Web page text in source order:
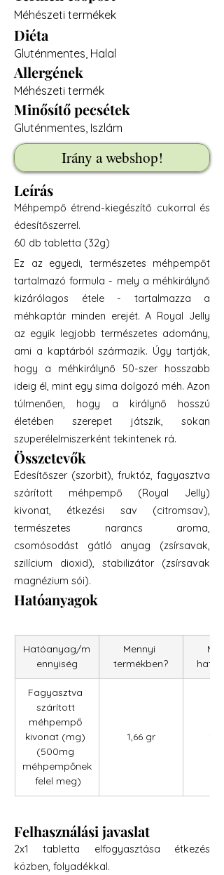
Méhészeti termékek
Diéta
Gluténmentes, Halal
Allergének
Méhészeti termék
Minősítő pecsétek
Gluténmentes, Iszlám
Irány a webshop!
Leírás
Méhpempő étrend-kiegészítő cukorral és
édesítőszerrel.
60 db tabletta (32g)
Ez az egyedi, természetes méhpempőt
tartalmazó formula - mely a méhkirálynő
kizárólagos étele - tartalmazza a
méhkaptár minden erejét. A Royal Jelly
az egyik legjobb természetes adomány,
ami a kaptárból származik. Úgy tartják,
hogy a méhkirálynő 50-szer hosszabb
ideig él, mint egy sima dolgozó méh. Azon
túlmenően, hogy a királynő hosszú
életében szerepet játszik, sokan
szuperélelmiszerként tekintenek rá.
Összetevők
Édesítőszer (szorbit), fruktóz, fagyasztva
szárított méhpempő (Royal Jelly)
kivonat, étkezési sav (citromsav),
természetes narancs aroma,
csomósodást gátló anyag (zsírsavak,
szilícium dioxid), stabilizátor (zsírsavak
magnézium sói).
Hatóanyagok
Hatóanyag/m
ennyiség
Mennyi
termékben?
Fagyasztva
szárított
méhpempő
kivonat (mg)
(500mg
méhpempőnek
felel meg)
1,66 gr
Felhasználási javaslat
2x1 tabletta elfogyasztása étkezés
közben, folyadékkal.